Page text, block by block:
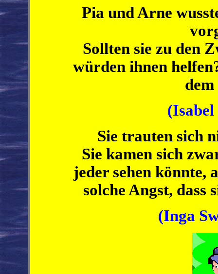
Pia und Arne
Sollten sie zu den
würden ihnen
Sie trauten sich
Sie kamen sich
jeder sehen könnte,
solche Angst, dass
(Inga